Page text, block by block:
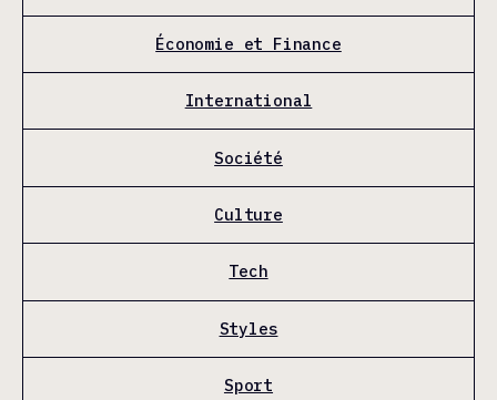
Économie et Finance
International
Société
Culture
Tech
Styles
Sport